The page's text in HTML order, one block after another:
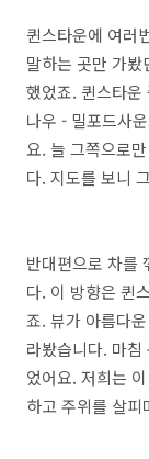
퀸스타운에 여러
말하는 곳만 가
했었죠. 퀸스타운
나우 - 밀포드사
요. 늘 그쪽으로
다. 지도를 보니
반대편으로 차를
다. 이 방향은 퀸
죠. 뷰가 아름다
라봤습니다. 마
었어요. 저희는
하고 주위를 살피